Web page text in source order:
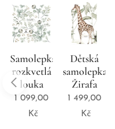
Samolepka
rozkvetlá
louka
1 099,00
Kč
Dětská
samolepka
Žirafa
1 499,00
Kč